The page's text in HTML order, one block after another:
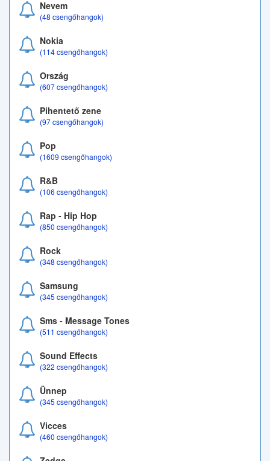
Nevem
(48 csengőhangok)
Nokia
(114 csengőhangok)
Ország
(607 csengőhangok)
Pihentető zene
(97 csengőhangok)
Pop
(1609 csengőhangok)
R&B
(106 csengőhangok)
Rap - Hip Hop
(850 csengőhangok)
Rock
(348 csengőhangok)
Samsung
(345 csengőhangok)
Sms - Message Tones
(511 csengőhangok)
Sound Effects
(322 csengőhangok)
Ünnep
(345 csengőhangok)
Vicces
(460 csengőhangok)